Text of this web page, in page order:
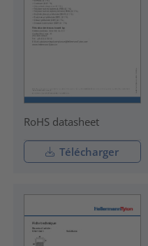
RoHS datasheet
Télécharger